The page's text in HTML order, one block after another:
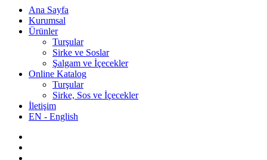
Ana Sayfa
Kurumsal
Ürünler
Turşular
Sirke ve Soslar
Şalgam ve İçecekler
Online Katalog
Turşular
Sirke, Sos ve İçecekler
İletişim
EN - English